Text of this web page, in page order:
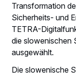
Transformation
Sicherheits- und
TETRA-
die slowenischen
ausgewählt.
Die slowenische